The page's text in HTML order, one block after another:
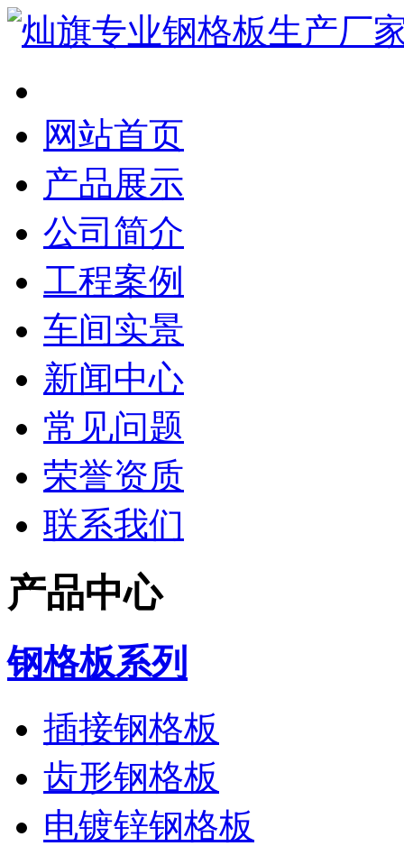
网站首页
产品展示
公司简介
工程案例
车间实景
新闻中心
常见问题
荣誉资质
联系我们
产品中心
钢格板系列
插接钢格板
齿形钢格板
电镀锌钢格板